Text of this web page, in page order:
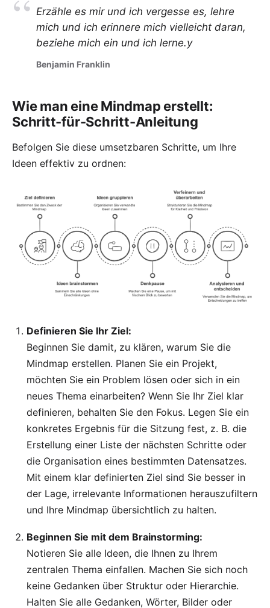
Erzähle es mir und ich vergesse es, lehre
mich und ich erinnere mich vielleicht daran,
beziehe mich ein und ich lerne.y
Benjamin Franklin
Wie man eine Mindmap erstellt:
Schritt-für-Schritt-Anleitung
Befolgen Sie diese umsetzbaren Schritte, um Ihre
Ideen effektiv zu ordnen:
Definieren Sie Ihr Ziel:
Beginnen Sie damit, zu klären, warum Sie die
Mindmap erstellen. Planen Sie ein Projekt,
möchten Sie ein Problem lösen oder sich in ein
neues Thema einarbeiten? Wenn Sie Ihr Ziel klar
definieren, behalten Sie den Fokus. Legen Sie ein
konkretes Ergebnis für die Sitzung fest, z. B. die
Erstellung einer Liste der nächsten Schritte oder
die Organisation eines bestimmten Datensatzes.
Mit einem klar definierten Ziel sind Sie besser in
der Lage, irrelevante Informationen herauszufiltern
und Ihre Mindmap übersichtlich zu halten.
Beginnen Sie mit dem Brainstorming:
Notieren Sie alle Ideen, die Ihnen zu Ihrem
zentralen Thema einfallen. Machen Sie sich noch
keine Gedanken über Struktur oder Hierarchie.
Halten Sie alle Gedanken, Wörter, Bilder oder